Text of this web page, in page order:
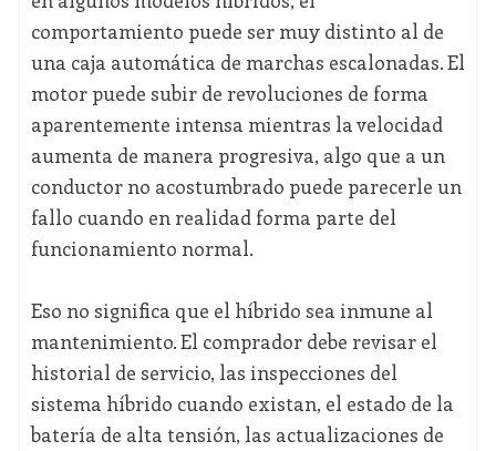
comportamiento puede ser muy distinto al de
una caja automática de marchas escalonadas. El
motor puede subir de revoluciones de forma
aparentemente intensa mientras la velocidad
aumenta de manera progresiva, algo que a un
conductor no acostumbrado puede parecerle un
fallo cuando en realidad forma parte del
funcionamiento normal.
Eso no significa que el híbrido sea inmune al
mantenimiento. El comprador debe revisar el
historial de servicio, las inspecciones del
sistema híbrido cuando existan, el estado de la
batería de alta tensión, las actualizaciones de